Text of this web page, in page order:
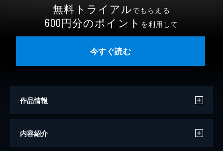
無料トライアルでもらえる
600円分のポイント を利用して
今すぐ読む
作品情報
著者
内容紹介